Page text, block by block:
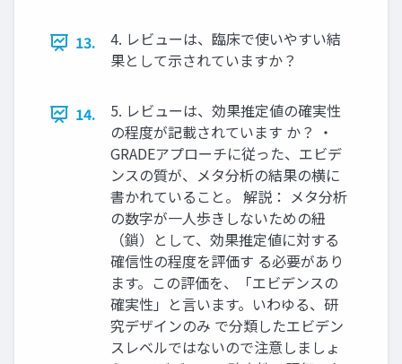
13.
4. レビューは、臨床で使いやすい結
果として示されていますか？
14.
5. レビューは、効果推定値の確実性
の程度が記載されています か？ ・
GRADEアプローチに従った、エビデ
ンスの質が、メタ分析の結果の横に
書かれていること。 解説： メタ分析
の数字が一人歩きしないための紐
（鎖）として、効果推定値に対する
確信性の程度を評価す る必要があり
ます。この評価を、「エビデンスの
確実性」と言います。いわゆる、研
究デザインのみ で分類したエビデン
スレベルではないので注意しましょ